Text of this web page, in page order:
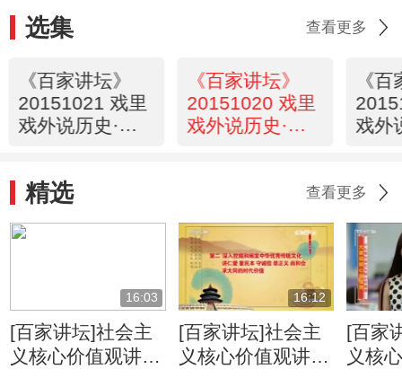
选集 查看更多
《百家讲坛》
20151021 戏里
戏外说历史·长
《百家讲坛》
20151020 戏里
戏外说历史·长
《
戏外
精选 查看更多
16:03
[百家讲坛]社会主
义核心价值观讲坛
16:12
[百家讲坛]社会主
义核心价值观讲坛
[百家
义核